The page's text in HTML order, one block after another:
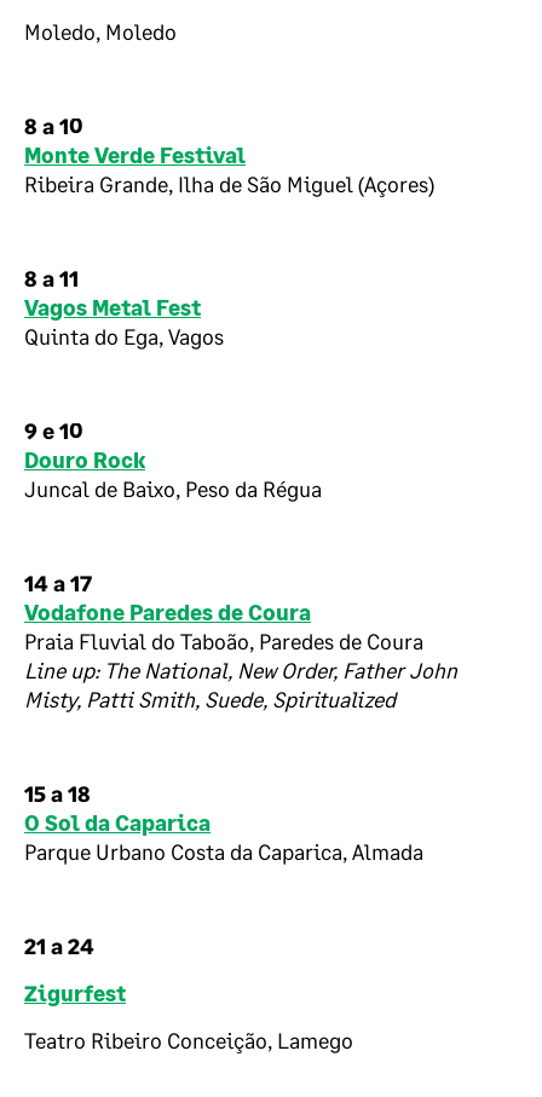
Moledo, Moledo
8 a 10
Monte Verde Festival
Ribeira Grande, Ilha de São Miguel (Açores)
8 a 11
Vagos Metal Fest
Quinta do Ega, Vagos
9 e 10
Douro Rock
Juncal de Baixo, Peso da Régua
14 a 17
Vodafone Paredes de Coura
Praia Fluvial do Taboão, Paredes de Coura
Line up: The National, New Order, Father John
Misty, Patti Smith, Suede, Spiritualized
15 a 18
O Sol da Caparica
Parque Urbano Costa da Caparica, Almada
21 a 24
Zigurfest
Teatro Ribeiro Conceição, Lamego